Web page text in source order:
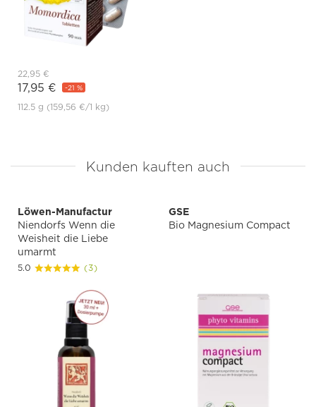
22,95 €
17,95 € -21 %
112.5 g (159,56 €/1 kg)
Kunden kauften auch
Löwen-Manufactur
Niendorfs Wenn die
Weisheit die Liebe
umarmt
5.0 (3)
GSE
Bio Magnesium Compact